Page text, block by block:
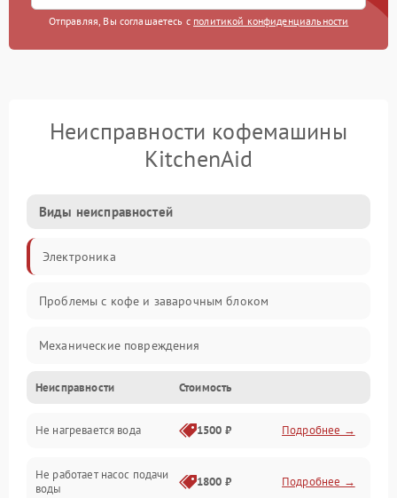
Отправляя, Вы соглашаетесь с политикой конфиденциальности
Неисправности кофемашины
KitchenAid
Виды неисправностей
Электроника
Проблемы с кофе и заварочным блоком
Механические повреждения
Прочие неисправности
Включение и работа
Проблемы с водой
Неисправности Стоимость
Не нагревается вода 1500 ₽ Подробнее →
Не работает насос подачи
воды
1800 ₽ Подробнее →